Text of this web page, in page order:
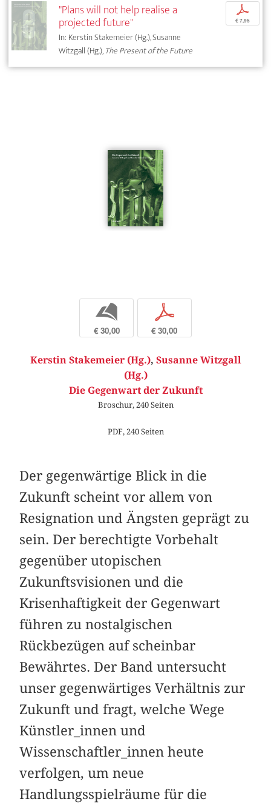
"Plans will not help realise a
projected future"
In: Kerstin Stakemeier (Hg.), Susanne
Witzgall (Hg.),The Present of the Future
p
€ 7,95
b
€ 30,00
p
€ 30,00
Kerstin Stakemeier (Hg.), Susanne Witzgall
(Hg.)
Die Gegenwart der Zukunft
Broschur, 240 Seiten
PDF, 240 Seiten
Der gegenwärtige Blick in die
Zukunft scheint vor allem von
Resignation und Ängsten geprägt zu
sein. Der berechtigte Vorbehalt
gegenüber utopischen
Zukunftsvisionen und die
Krisenhaftigkeit der Gegenwart
führen zu nostalgischen
Rückbezügen auf scheinbar
Bewährtes. Der Band untersucht
unser gegenwärtiges Verhältnis zur
Zukunft und fragt, welche Wege
Künstler_innen und
Wissenschaftler_innen heute
verfolgen, um neue
Handlungsspielräume für die